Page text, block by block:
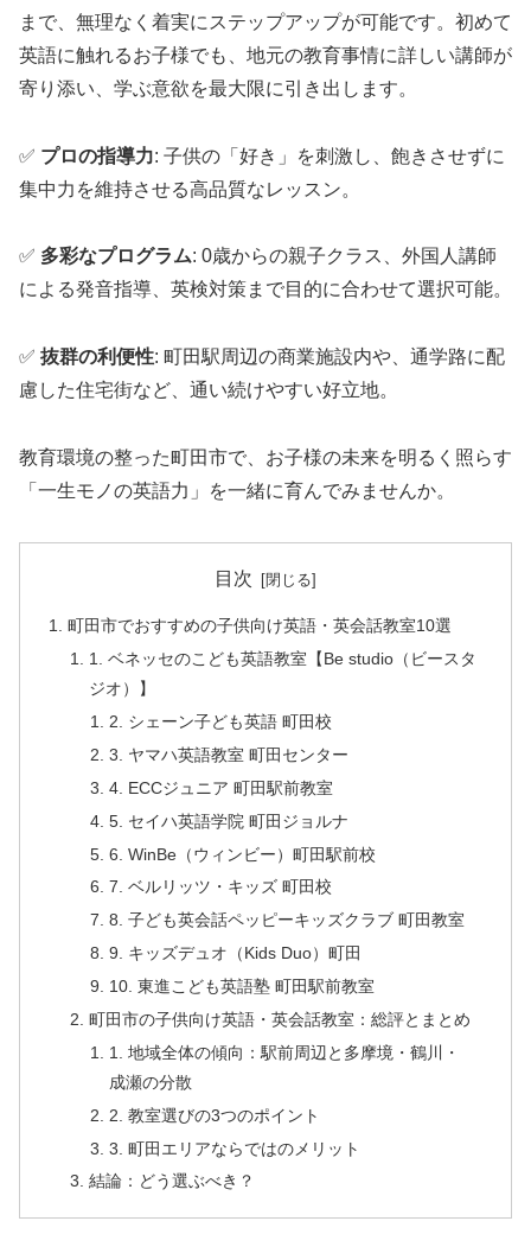
まで、無理なく着実にステップアップが可能です。初めて
英語に触れるお子様でも、地元の教育事情に詳しい講師が
寄り添い、学ぶ意欲を最大限に引き出します。
✅ プロの指導力: 子供の「好き」を刺激し、飽きさせずに
集中力を維持させる高品質なレッスン。
✅ 多彩なプログラム: 0歳からの親子クラス、外国人講師
による発音指導、英検対策まで目的に合わせて選択可能。
✅ 抜群の利便性: 町田駅周辺の商業施設内や、通学路に配
慮した住宅街など、通い続けやすい好立地。
教育環境の整った町田市で、お子様の未来を明るく照らす
「一生モノの英語力」を一緒に育んでみませんか。
目次
町田市でおすすめの子供向け英語・英会話教室10選
1. ベネッセのこども英語教室【Be studio（ビースタ
ジオ）】
2. シェーン子ども英語 町田校
3. ヤマハ英語教室 町田センター
4. ECCジュニア 町田駅前教室
5. セイハ英語学院 町田ジョルナ
6. WinBe（ウィンビー）町田駅前校
7. ベルリッツ・キッズ 町田校
8. 子ども英会話ペッピーキッズクラブ 町田教室
9. キッズデュオ（Kids Duo）町田
10. 東進こども英語塾 町田駅前教室
町田市の子供向け英語・英会話教室：総評とまとめ
1. 地域全体の傾向：駅前周辺と多摩境・鶴川・
成瀬の分散
2. 教室選びの3つのポイント
3. 町田エリアならではのメリット
結論：どう選ぶべき？